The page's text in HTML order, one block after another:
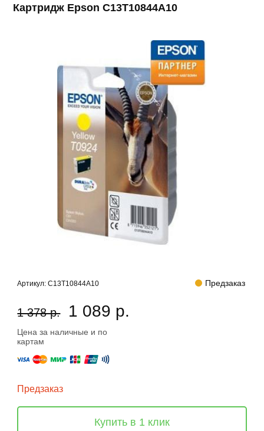
Картридж Epson C13T10844A10
Артикул:C13T10844A10 Предзаказ
1 378 р. 1 089 р.
Цена за наличные и по
картам
Предзаказ
Купить в 1 клик